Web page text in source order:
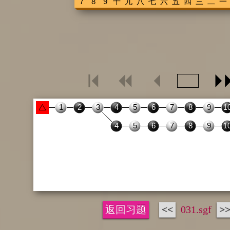
返回习题 << 031.sgf >>